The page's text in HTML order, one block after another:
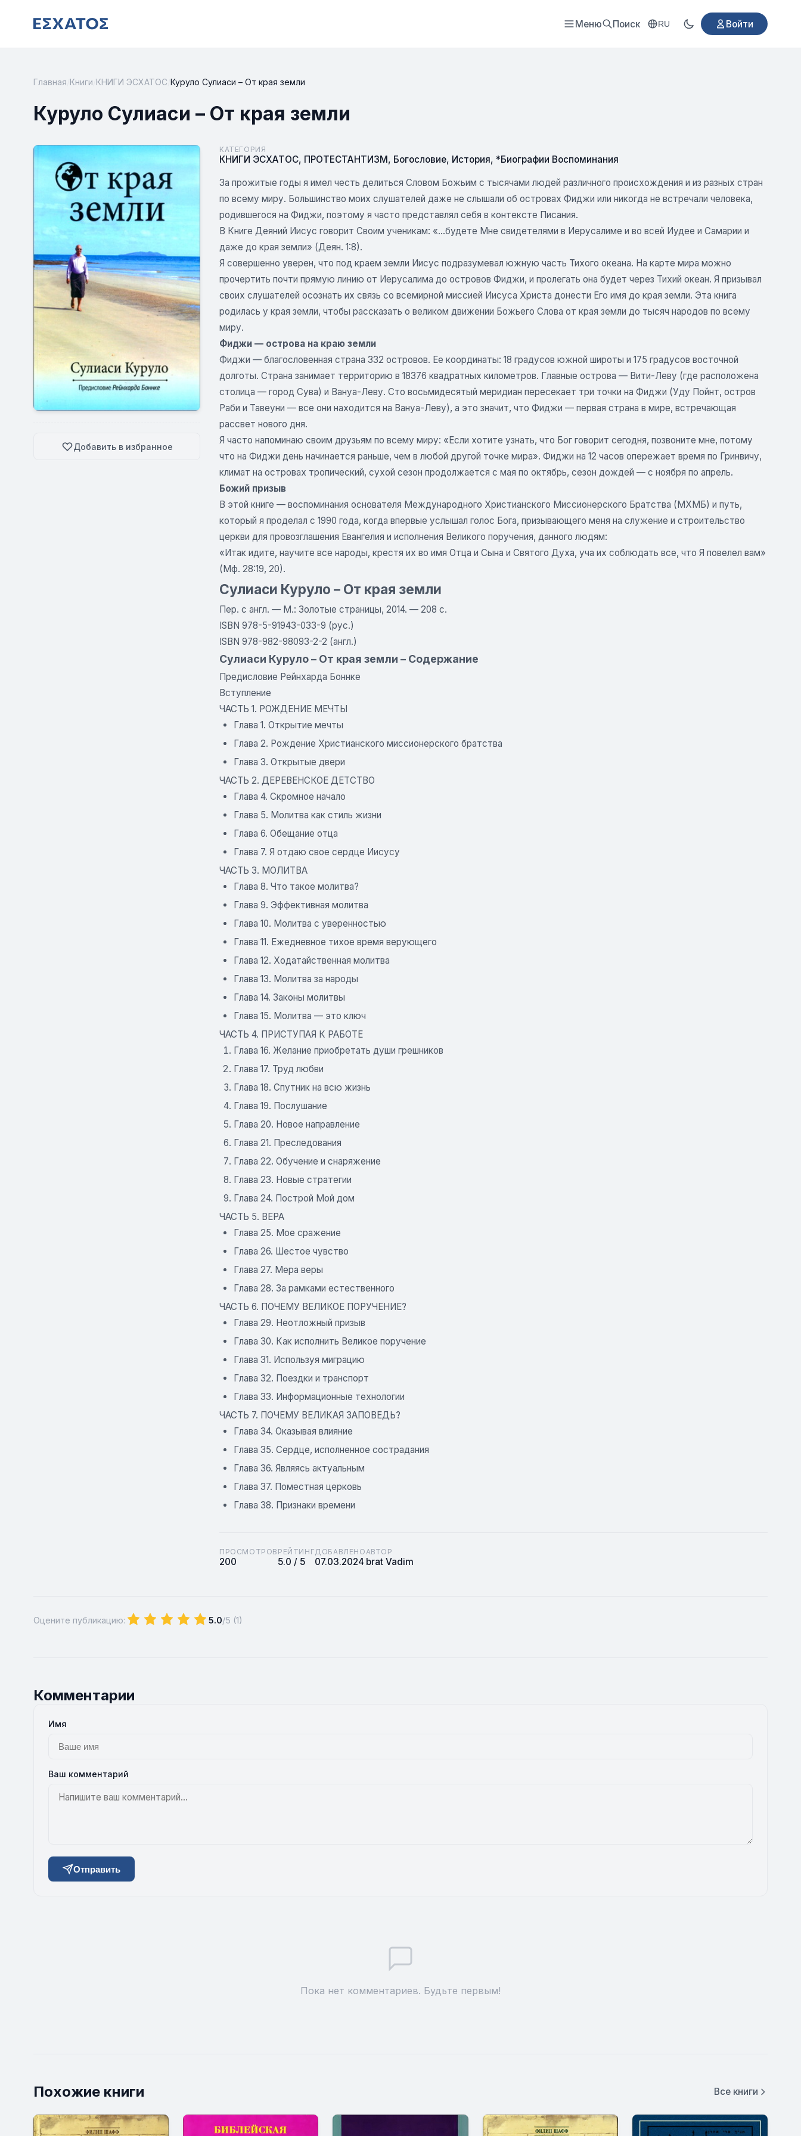
Меню Поиск RU Войти
Главная Книги КНИГИ ЭСХАТОС Куруло Сулиаси – От края земли
Куруло Сулиаси – От края земли
Добавить в избранное
КАТЕГОРИЯ
КНИГИ ЭСХАТОС, ПРОТЕСТАНТИЗМ, Богословие, История, *Биографии Воспоминания
За прожитые годы я имел честь делиться Словом Божьим с тысячами людей различного происхождения и из разных стран
по всему миру. Большинство моих слушателей даже не слышали об островах Фиджи или никогда не встречали человека,
родившегося на Фиджи, поэтому я часто представлял себя в контексте Писания.
В Книге Деяний Иисус говорит Своим ученикам: «...будете Мне свидетелями в Иерусалиме и во всей Иудее и Самарии и
даже до края земли» (Деян. 1:8).
Я совершенно уверен, что под краем земли Иисус подразумевал южную часть Тихого океана. На карте мира можно
прочертить почти прямую линию от Иерусалима до островов Фиджи, и пролегать она будет через Тихий океан. Я призывал
своих слушателей осознать их связь со всемирной миссией Иисуса Христа донести Его имя до края земли. Эта книга
родилась у края земли, чтобы рассказать о великом движении Божьего Слова от края земли до тысяч народов по всему
миру.
Фиджи — острова на краю земли
Фиджи — благословенная страна 332 островов. Ее координаты: 18 градусов южной широты и 175 градусов восточной
долготы. Страна занимает территорию в 18376 квадратных километров. Главные острова — Вити-Леву (где расположена
столица — город Сува) и Вануа-Леву. Сто восьмидесятый меридиан пересекает три точки на Фиджи (Уду Пойнт, остров
Раби и Тавеуни — все они находится на Вануа-Леву), а это значит, что Фиджи — первая страна в мире, встречающая
рассвет нового дня.
Я часто напоминаю своим друзьям по всему миру: «Если хотите узнать, что Бог говорит сегодня, позвоните мне, потому
что на Фиджи день начинается раньше, чем в любой другой точке мира». Фиджи на 12 часов опережает время по Гринвичу,
климат на островах тропический, сухой сезон продолжается с мая по октябрь, сезон дождей — с ноября по апрель.
Божий призыв
В этой книге — воспоминания основателя Международного Христианского Миссионерского Братства (МХМБ) и путь,
который я проделал с 1990 года, когда впервые услышал голос Бога, призывающего меня на служение и строительство
церкви для провозглашения Евангелия и исполнения Великого поручения, данного людям:
«Итак идите, научите все народы, крестя их во имя Отца и Сына и Святого Духа, уча их соблюдать все, что Я повелел вам»
(Мф. 28:19, 20).
Сулиаси Куруло – От края земли
Пер. с англ. — М.: Золотые страницы, 2014. — 208 с.
ISBN 978-5-91943-033-9 (рус.)
ISBN 978-982-98093-2-2 (англ.)
Сулиаси Куруло – От края земли – Содержание
Предисловие Рейнхарда Боннке
Вступление
ЧАСТЬ 1. РОЖДЕНИЕ МЕЧТЫ
Глава 1. Открытие мечты
Глава 2. Рождение Христианского миссионерского братства
Глава 3. Открытые двери
ЧАСТЬ 2. ДЕРЕВЕНСКОЕ ДЕТСТВО
Глава 4. Скромное начало
Глава 5. Молитва как стиль жизни
Глава 6. Обещание отца
Глава 7. Я отдаю свое сердце Иисусу
ЧАСТЬ 3. МОЛИТВА
Глава 8. Что такое молитва?
Глава 9. Эффективная молитва
Глава 10. Молитва с уверенностью
Глава 11. Ежедневное тихое время верующего
Глава 12. Ходатайственная молитва
Глава 13. Молитва за народы
Глава 14. Законы молитвы
Глава 15. Молитва — это ключ
ЧАСТЬ 4. ПРИСТУПАЯ К РАБОТЕ
Глава 16. Желание приобретать души грешников
Глава 17. Труд любви
Глава 18. Спутник на всю жизнь
Глава 19. Послушание
Глава 20. Новое направление
Глава 21. Преследования
Глава 22. Обучение и снаряжение
Глава 23. Новые стратегии
Глава 24. Построй Мой дом
ЧАСТЬ 5. ВЕРА
Глава 25. Мое сражение
Глава 26. Шестое чувство
Глава 27. Мера веры
Глава 28. За рамками естественного
ЧАСТЬ 6. ПОЧЕМУ ВЕЛИКОЕ ПОРУЧЕНИЕ?
Глава 29. Неотложный призыв
Глава 30. Как исполнить Великое поручение
Глава 31. Используя миграцию
Глава 32. Поездки и транспорт
Глава 33. Информационные технологии
ЧАСТЬ 7. ПОЧЕМУ ВЕЛИКАЯ ЗАПОВЕДЬ?
Глава 34. Оказывая влияние
Глава 35. Сердце, исполненное сострадания
Глава 36. Являясь актуальным
Глава 37. Поместная церковь
Глава 38. Признаки времени
ПРОСМОТРОВ
200
РЕЙТИНГ
5.0 / 5
ДОБАВЛЕНО
07.03.2024
АВТОР
brat Vadim
Оцените публикацию: 5.0/5 (1)
Комментарии
Имя
Ваш комментарий
Отправить
Пока нет комментариев. Будьте первым!
Похожие книги Все книги